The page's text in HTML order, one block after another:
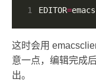
1 EDITOR=
这时会用
意一点，编辑完成
出。